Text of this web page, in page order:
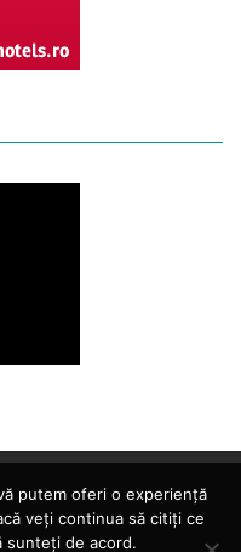
putem oferi o experiență
veți continua să citiți ce
sunteți de acord.